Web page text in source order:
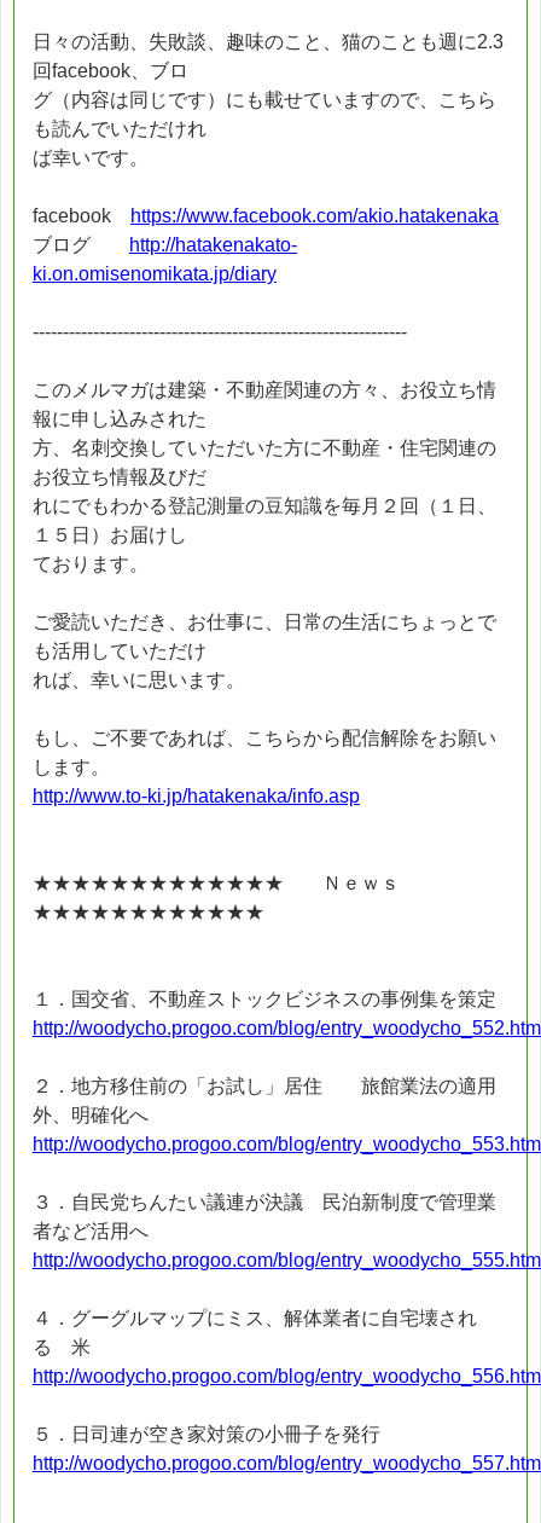
日々の活動、失敗談、趣味のこと、猫のことも週に2.3
回facebook、ブロ
グ（内容は同じです）にも載せていますので、こちら
も読んでいただけれ
ば幸いです。
facebook
https://www.facebook.com/akio.hatakenaka
ブログ
http://hatakenakato-
ki.on.omisenomikata.jp/diary
--------------------------------------------------------------
このメルマガは建築・不動産関連の方々、お役立ち情
報に申し込みされた
方、名刺交換していただいた方に不動産・住宅関連の
お役立ち情報及びだ
れにでもわかる登記測量の豆知識を毎月２回（１日、
１５日）お届けし
ております。
ご愛読いただき、お仕事に、日常の生活にちょっとで
も活用していただけ
れば、幸いに思います。
もし、ご不要であれば、こちらから配信解除をお願い
します。
http://www.to-ki.jp/hatakenaka/info.asp
★★★★★★★★★★★★★ Ｎｅｗｓ
★★★★★★★★★★★★
１．国交省、不動産ストックビジネスの事例集を策定
http://woodycho.progoo.com/blog/
２．地方移住前の「お試し」居住 旅館業法の適用
外、明確化へ
http://woodycho.progoo.com/blog/
３．自民党ちんたい議連が決議 民泊新制度で管理業
者など活用へ
http://woodycho.progoo.com/blog/
４．グーグルマップにミス、解体業者に自宅壊され
る 米
http://woodycho.progoo.com/blog/
５．日司連が空き家対策の小冊子を発行
http://woodycho.progoo.com/blog/